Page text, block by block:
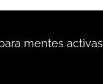
mentes activas